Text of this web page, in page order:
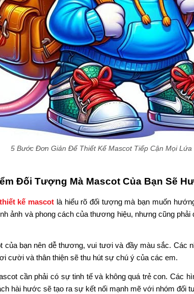
5 Bước Đơn Giản Để Thiết Kế Mascot Tiếp Cận Mọi Lứa
Đối Tượng Mà Mascot Của Bạn Sẽ
thiết kế mascot là hiểu rõ đối tượng mà bạn muốn
ảnh và phong cách của thương hiệu, nhưng cũng
của bạn nên dễ thương, vui tươi và đầy màu sắc. Các
cười và thân thiện sẽ thu hút sự chú ý của các em.
cần phải có sự tinh tế và không quá trẻ con. Các
hài hước sẽ tạo ra sự kết nối mạnh mẽ với nhóm đối